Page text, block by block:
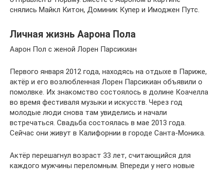
снялись Майкл Китон, Доминик Купер и Имоджен Путс.
Личная жизнь Аарона Пола
Аарон Пол с женой Лорен Парсикиан
Первого января 2012 года, находясь на отдыхе в Париже,
актёр и его возлюбленная Лорен Парсикиан объявили о
помолвке. Их знакомство состоялось в долине Коачелла
во время фестиваля музыки и искусств. Через год
молодые люди снова там увиделись и начали
встречаться. Свадьба состоялась в мае 2013 года.
Сейчас они живут в Калифорнии в городе Санта-Моника.
Актёр перешагнул возраст 33 лет, считающийся для
каждого мужчины переломным. Впереди у него новые